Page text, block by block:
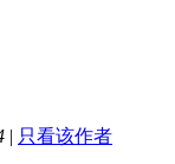
| 只看该作者